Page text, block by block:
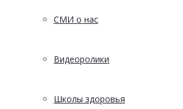
СМИ о нас
Видеоролики
Школы здоровья